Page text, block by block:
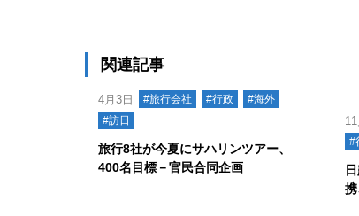
関連記事
4月3日 #旅行会社 #行政
#海外
#訪日
旅行8社が今夏にサハリンツアー、
400名目標－官民合同企画
#